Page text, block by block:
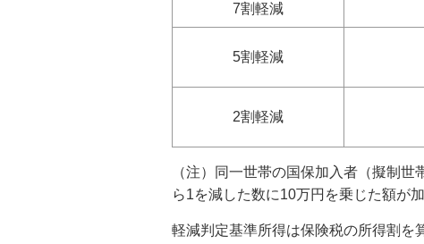
7割軽減
5割軽減
2割軽減
（注）同一世帯の国保加入者（擬制
ら1を減した数に10万円を乗じた額が加
軽減判定基準所得は保険税の所得割を